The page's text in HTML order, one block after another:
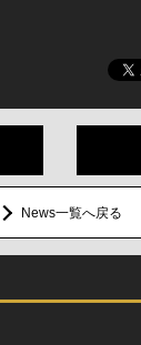
News一覧へ戻る